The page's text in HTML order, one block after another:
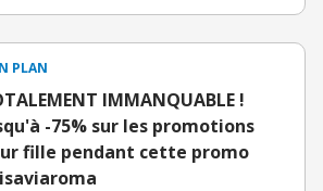
PLAN
IMMANQUABLE !
-75% sur les promotions
fille pendant cette promo